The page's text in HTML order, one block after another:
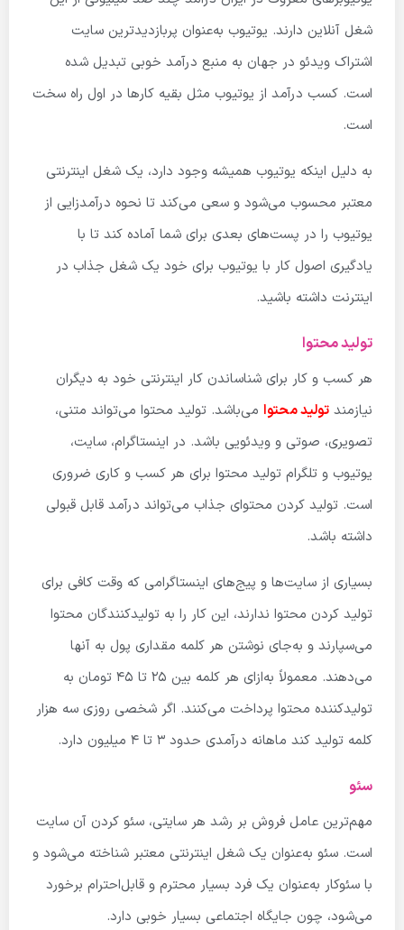
شغل آنلاین دارند. یوتیوب به‌عنوان پربازدیدترین سایت
اشتراک ویدئو در جهان به منبع درآمد خوبی تبدیل شده
است. کسب درآمد از یوتیوب مثل بقیه کارها در اول راه سخت
است.
به دلیل اینکه یوتیوب همیشه وجود دارد، یک شغل اینترنتی
معتبر محسوب می‌شود و سعی می‌کند تا نحوه درآمدزایی از
یوتیوب را در پست‌های بعدی برای شما آماده کند تا با
یادگیری اصول کار با یوتیوب برای خود یک شغل جذاب در
اینترنت داشته باشید.
تولید محتوا
هر کسب و کار برای شناساندن کار اینترنتی خود به دیگران
نیازمند تولید محتوا می‌باشد. تولید محتوا می‌تواند متنی،
تصویری، صوتی و ویدئویی باشد. در اینستاگرام، سایت،
یوتیوب و تلگرام تولید محتوا برای هر کسب و کاری ضروری
است. تولید کردن محتوای جذاب می‌تواند درآمد قابل قبولی
داشته باشد.
بسیاری از سایت‌ها و پیج‌های اینستاگرامی که وقت کافی برای
تولید کردن محتوا ندارند، این کار را به تولیدکنندگان محتوا
می‌سپارند و به‌جای نوشتن هر کلمه مقداری پول به آنها
می‌دهند. معمولاً به‌ازای هر کلمه بین ۲۵ تا ۴۵ تومان به
تولیدکننده محتوا پرداخت می‌کنند. اگر شخصی روزی سه هزار
کلمه تولید کند ماهانه درآمدی حدود ۳ تا ۴ میلیون دارد.
سئو
مهم‌ترین عامل فروش بر رشد هر سایتی، سئو کردن آن سایت
است. سئو به‌عنوان یک شغل اینترنتی معتبر شناخته می‌شود و
با سئوکار به‌عنوان یک فرد بسیار محترم و قابل‌احترام برخورد
می‌شود، چون جایگاه اجتماعی بسیار خوبی دارد.